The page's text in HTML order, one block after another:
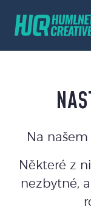
Na
Některé z
nezbytné,